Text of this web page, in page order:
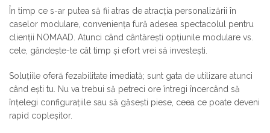
În timp ce s-ar putea să fii atras de atracția personalizării în
caselor modulare, conveniența fură adesea spectacolul pentru
clienții NOMAAD. Atunci când cântărești opțiunile modulare vs.
cele, gândește-te cât timp și efort vrei să investești.
Soluțiile oferă fezabilitate imediată; sunt gata de utilizare atunci
când ești tu. Nu va trebui să petreci ore întregi încercând să
înțelegi configurațiile sau să găsești piese, ceea ce poate deveni
rapid copleșitor.